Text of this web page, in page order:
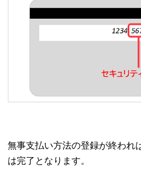
無事支払い方法の登録が終われ
は完了となります。